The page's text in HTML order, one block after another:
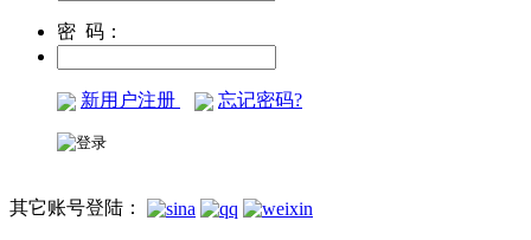
密 码：
新用户注册 忘记密码?
其它账号登陆：